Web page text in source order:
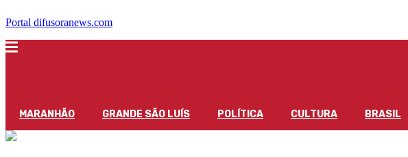
Portal difusoranews.com
MARANHÃO GRANDE SÃO LUÍS POLÍTICA CULTURA BRASIL